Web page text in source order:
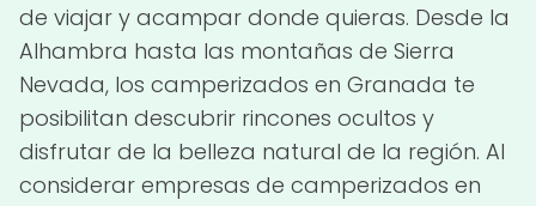
de viajar y acampar donde quieras. Desde la
Alhambra hasta las montañas de Sierra
Nevada, los camperizados en Granada te
posibilitan descubrir rincones ocultos y
disfrutar de la belleza natural de la región. Al
considerar empresas de camperizados en